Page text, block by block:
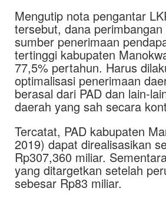
Mengutip nota pengantar
tersebut, dana
sumber penerimaan
tertinggi kabupaten
77,5% pertahun. Harus
optimalisasi penerimaan
berasal dari PAD dan lain-
daerah yang sah secara
Tercatat, PAD kabupaten
2019) dapat direalisasikan
Rp307,360 miliar.
yang ditargetkan setelah
sebesar Rp83 miliar.